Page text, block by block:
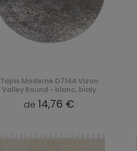
Tapis Moderne D714A Vizon
Valley Round - blanc, biały
de 14,76 €